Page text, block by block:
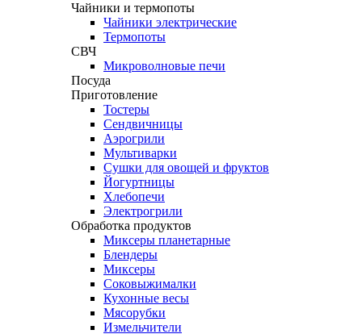
Чайники и термопоты
Чайники электрические
Термопоты
СВЧ
Микроволновые печи
Посуда
Приготовление
Тостеры
Сендвичницы
Аэрогрили
Мультиварки
Сушки для овощей и фруктов
Йогуртницы
Хлебопечи
Электрогрили
Обработка продуктов
Миксеры планетарные
Блендеры
Миксеры
Соковыжималки
Кухонные весы
Мясорубки
Измельчители